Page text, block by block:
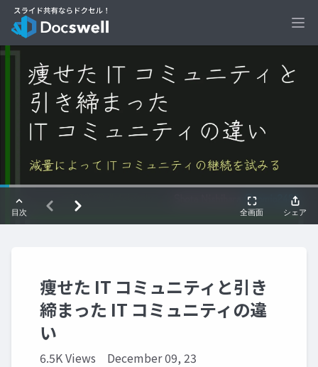
痩せた IT コミュニティと引き
締まった IT コミュニティの違
い
6.5K Views December 09, 23